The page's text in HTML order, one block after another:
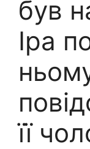
був
Іра
її